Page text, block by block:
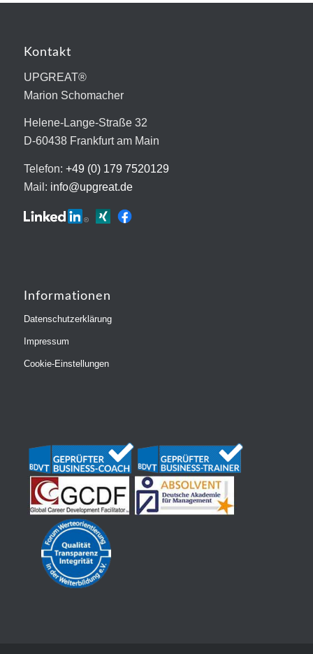
Kontakt
UPGREAT®
Marion Schomacher
Helene-Lange-Straße 32
D-60438 Frankfurt am Main
Telefon: +49 (0) 179 7520129
Mail: info@upgreat.de
Informationen
Datenschutzerklärung
Impressum
Cookie-Einstellungen